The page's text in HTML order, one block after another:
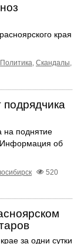
края
Политика Скандалы
на поднятие
Информация об
520
за одни сутки